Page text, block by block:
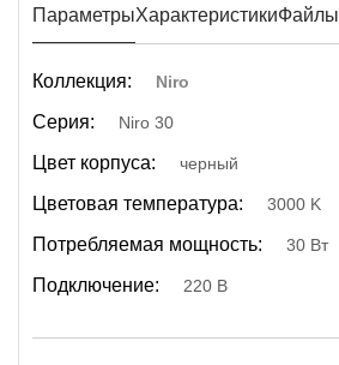
ПараметрыХарактеристикиФайлы
Коллекция: Niro
Серия: Niro 30
Цвет корпуса: черный
Цветовая температура: 3000 K
Потребляемая мощность: 30 Вт
Подключение: 220 В